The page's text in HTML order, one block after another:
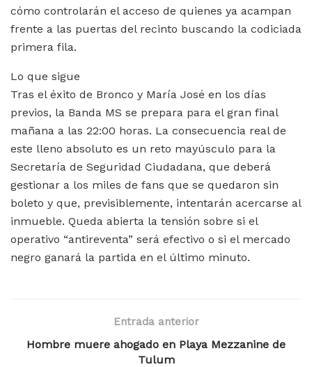
cómo controlarán el acceso de quienes ya acampan
frente a las puertas del recinto buscando la codiciada
primera fila.
Lo que sigue
Tras el éxito de Bronco y María José en los días
previos, la Banda MS se prepara para el gran final
mañana a las 22:00 horas. La consecuencia real de
este lleno absoluto es un reto mayúsculo para la
Secretaría de Seguridad Ciudadana, que deberá
gestionar a los miles de fans que se quedaron sin
boleto y que, previsiblemente, intentarán acercarse al
inmueble. Queda abierta la tensión sobre si el
operativo “antireventa” será efectivo o si el mercado
negro ganará la partida en el último minuto.
Entrada anterior
Hombre muere ahogado en Playa Mezzanine de
Tulum